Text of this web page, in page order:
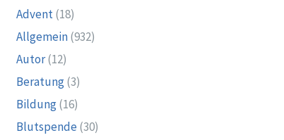
Advent(18)
Allgemein(932)
Autor(12)
Beratung(3)
Bildung(16)
Blutspende (30)